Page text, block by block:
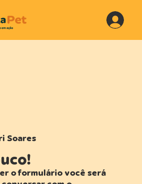
Soares
o formulário você será